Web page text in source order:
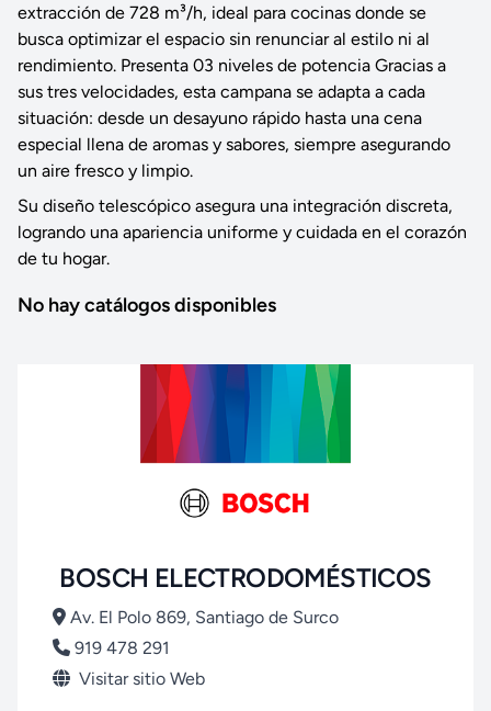
extracción de 728 m³/h, ideal para cocinas donde se
busca optimizar el espacio sin renunciar al estilo ni al
rendimiento. Presenta 03 niveles de potencia Gracias a
sus tres velocidades, esta campana se adapta a cada
situación: desde un desayuno rápido hasta una cena
especial llena de aromas y sabores, siempre asegurando
un aire fresco y limpio.
Su diseño telescópico asegura una integración discreta,
logrando una apariencia uniforme y cuidada en el corazón
de tu hogar.
No hay catálogos disponibles
BOSCH ELECTRODOMÉSTICOS
Av. El Polo 869, Santiago de Surco
919 478 291
Visitar sitio Web